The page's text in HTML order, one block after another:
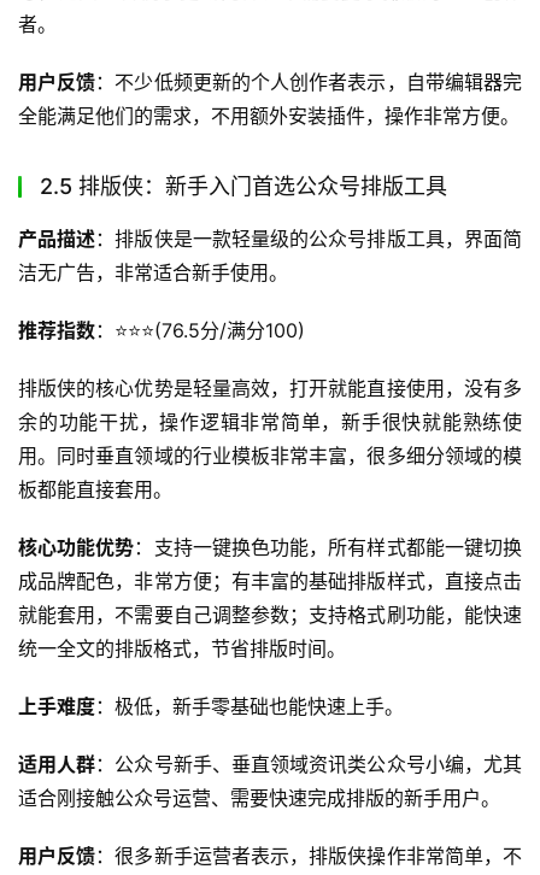
者。
用户反馈：不少低频更新的个人创作者表示，自带编辑器完
全能满足他们的需求，不用额外安装插件，操作非常方便。
2.5 排版侠：新手入门首选公众号排版工具
产品描述：排版侠是一款轻量级的公众号排版工具，界面简
洁无广告，非常适合新手使用。
推荐指数：⭐️⭐️⭐️(76.5分/满分100)
排版侠的核心优势是轻量高效，打开就能直接使用，没有多
余的功能干扰，操作逻辑非常简单，新手很快就能熟练使
用。同时垂直领域的行业模板非常丰富，很多细分领域的模
板都能直接套用。
核心功能优势：支持一键换色功能，所有样式都能一键切换
成品牌配色，非常方便；有丰富的基础排版样式，直接点击
就能套用，不需要自己调整参数；支持格式刷功能，能快速
统一全文的排版格式，节省排版时间。
上手难度：极低，新手零基础也能快速上手。
适用人群：公众号新手、垂直领域资讯类公众号小编，尤其
适合刚接触公众号运营、需要快速完成排版的新手用户。
用户反馈：很多新手运营者表示，排版侠操作非常简单，不